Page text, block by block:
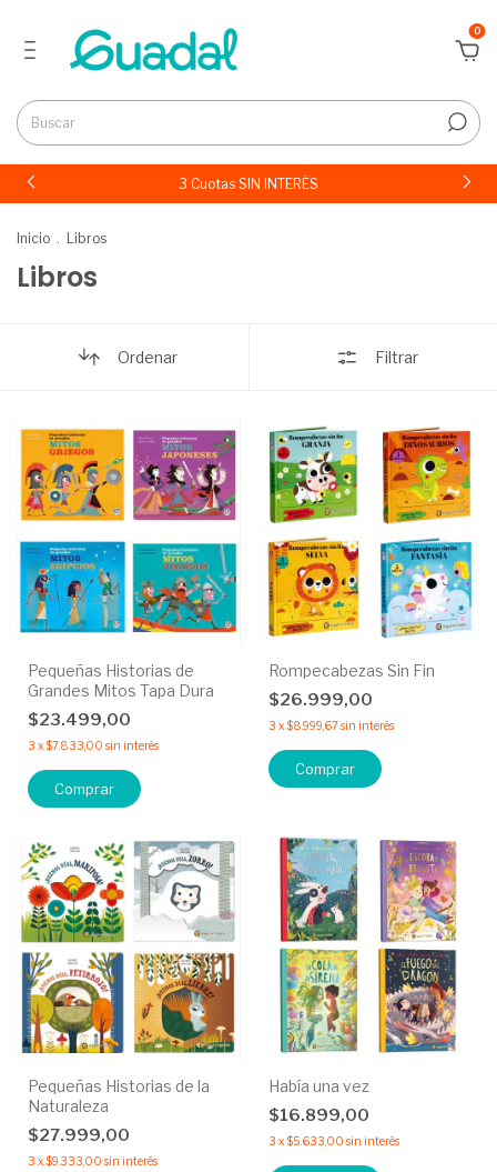
0
3 Cuotas SIN INTERÉS
Inicio . Libros
Libros
Ordenar Filtrar
Pequeñas Historias de
Grandes Mitos Tapa Dura
$23.499,00
3 x$7.833,00 sin interés
Comprar
Rompecabezas Sin Fin
$26.999,00
3 x$8.999,67sin interés
Comprar
Pequeñas Historias de la
Naturaleza
$27.999,00
3 x$9.333,00 sin interés
Había una vez
$16.899,00
3 x$5.633,00 sin interés